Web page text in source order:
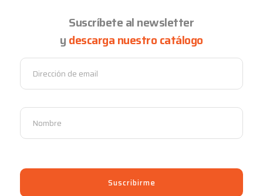
Suscríbete al newsletter
ydescarga nuestro catálogo